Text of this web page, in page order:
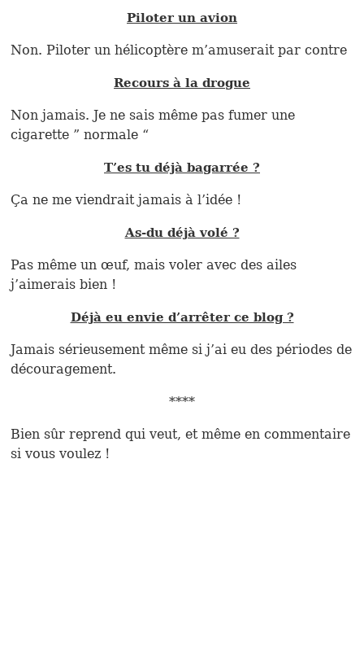
Piloter un avion
Non. Piloter un hélicoptère m’amuserait par contre
Recours à la drogue
Non jamais. Je ne sais même pas fumer une
cigarette ” normale “
T’es tu déjà bagarrée ?
Ça ne me viendrait jamais à l’idée !
As-du déjà volé ?
Pas même un œuf, mais voler avec des ailes
j’aimerais bien !
Déjà eu envie d’arrêter ce blog ?
Jamais sérieusement même si j’ai eu des périodes de
découragement.
****
Bien sûr reprend qui veut, et même en commentaire
si vous voulez !